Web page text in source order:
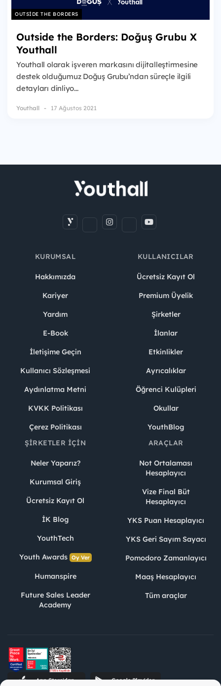
OUTSIDE THE BORDERS
Outside the Borders: Doğuş Grubu X
Youthall
Youthall olarak işveren markasını dijitalleştirmesine
destek olduğumuz Doğuş Grubu’ndan süreçle ilgili
detayları dinliyo...
Youthall 17 Ağustos 2021
KURUMSAL
Hakkımızda
Kariyer
Yardım
E-Book
İletişime Geçin
Kullanıcı Sözleşmesi
Aydınlatma Metni
KVKK Politikası
Çerez Politikası
KULLANICILAR
Ücretsiz Kayıt Ol
Premium Üyelik
Şirketler
İlanlar
Etkinlikler
Ayrıcalıklar
Öğrenci Kulüpleri
Okullar
YouthBlog
ŞIRKETLER İÇIN
Neler Yaparız?
Kurumsal Giriş
Ücretsiz Kayıt Ol
İK Blog
YouthTech
Youth Awards Oy Ver
Humanspire
Future Sales Leader
Academy
ARAÇLAR
Not Ortalaması
Hesaplayıcı
Vize Final Büt
Hesaplayıcı
YKS Puan Hesaplayıcı
YKS Geri Sayım Sayacı
Pomodoro Zamanlayıcı
Maaş Hesaplayıcı
Tüm araçlar